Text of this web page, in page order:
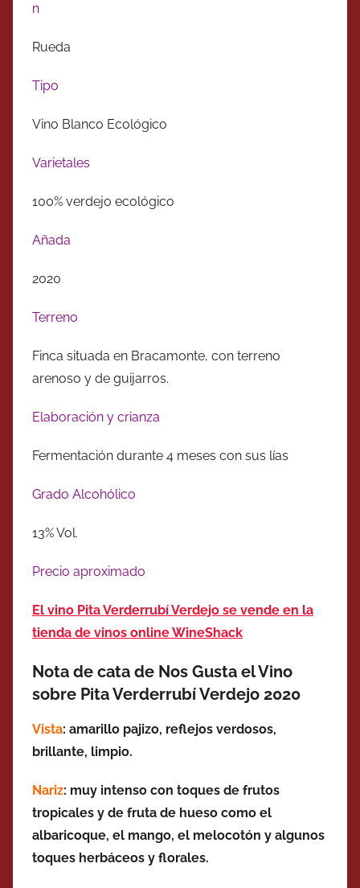
n
Rueda
Tipo
Vino Blanco Ecológico
Varietales
100% verdejo ecológico
Añada
2020
Terreno
Finca situada en Bracamonte, con terreno
arenoso y de guijarros.
Elaboración y crianza
Fermentación durante 4 meses con sus lías
Grado Alcohólico
13% Vol.
Precio aproximado
El vino Pita Verderrubí Verdejo se vende en la
tienda de vinos online WineShack
Nota de cata de Nos Gusta el Vino
sobre Pita Verderrubí Verdejo 2020
Vista: amarillo pajizo, reflejos verdosos,
brillante, limpio.
Nariz: muy intenso con toques de frutos
tropicales y de fruta de hueso como el
albaricoque, el mango, el melocotón y algunos
toques herbáceos y florales.